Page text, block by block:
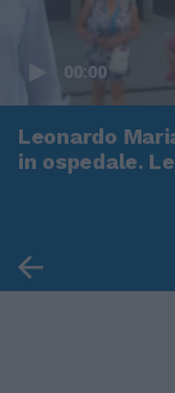
00:00
Leonardo
in ospedale.